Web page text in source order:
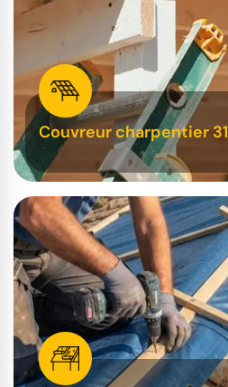
Couvreur charpentier 31